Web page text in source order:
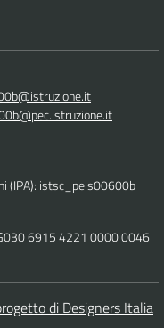
(IPA): istsc_peis00600b
6915 4221 0000 0046
di Designers Italia